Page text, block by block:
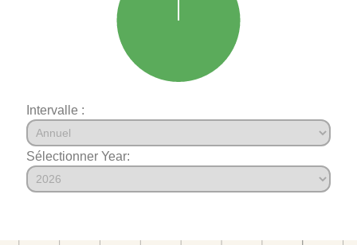
Intervalle :
Sélectionner Year: